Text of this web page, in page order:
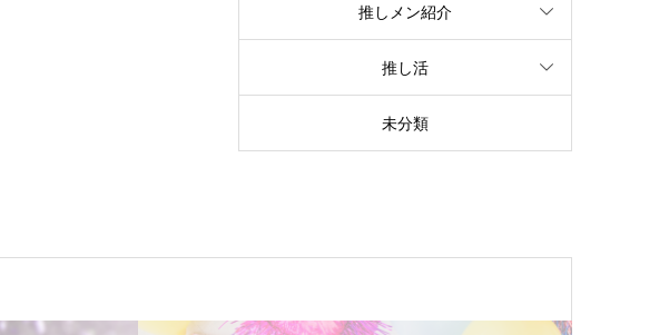
推しメン紹介
推し活
未分類